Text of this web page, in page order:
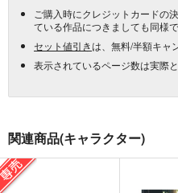
ご購入時にクレジットカードの
ている作品につきましても同様で
セット値引きは、無料/半額キャ
表示されているページ数は実際
関連商品(キャラクター)